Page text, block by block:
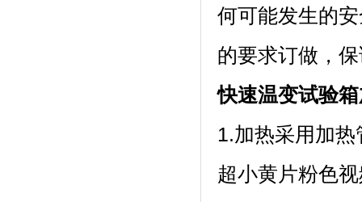
何可能发生的安
的要求订做，
快速温变试验
1.加热采用加热
超小黄片粉色